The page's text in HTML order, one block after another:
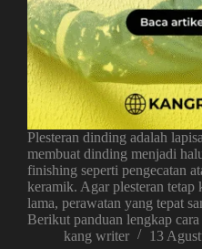
Plesteran dinding adalah
membuat dinding menjadi
finishing seperti pengecatan
keramik. Agar plesteran tetap
lama, perawatan yang tepat
Berikut panduan lengkap
kang writer
13